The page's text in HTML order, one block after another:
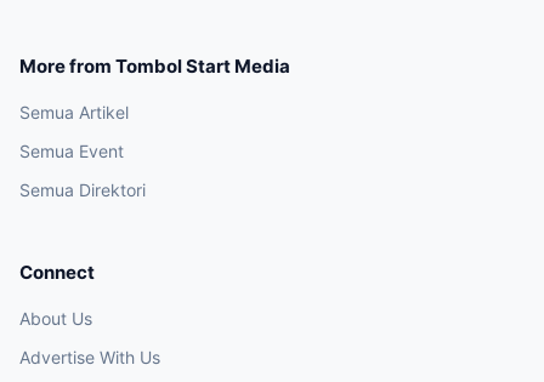
More from Tombol Start Media
Semua Artikel
Semua Event
Semua Direktori
Connect
About Us
Advertise With Us